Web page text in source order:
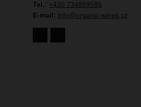
Tel.: +420 734859585
E-mail: info@organic-wines.cz